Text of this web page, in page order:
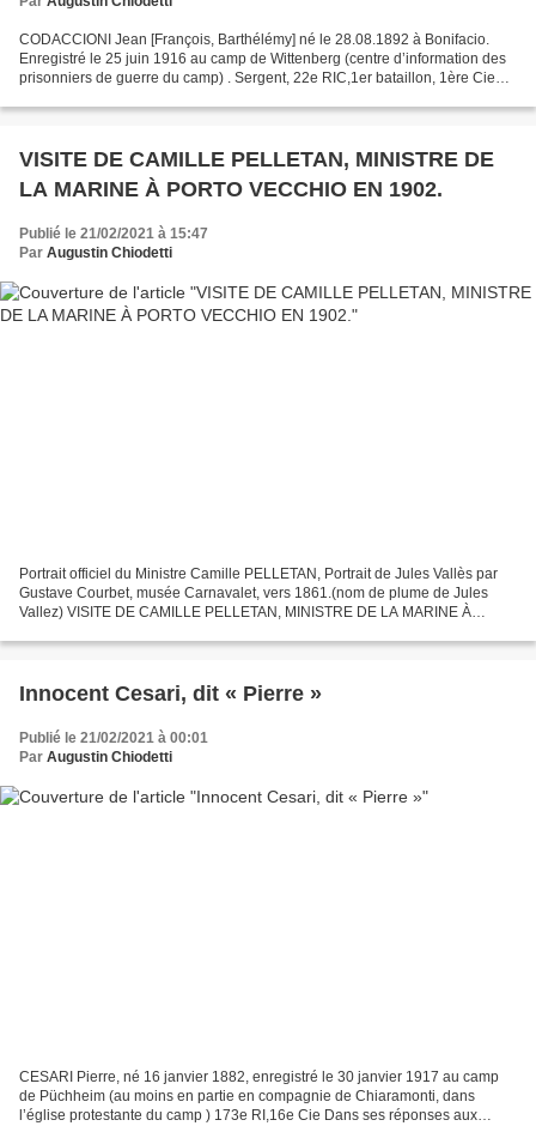
CODACCIONI Jean [François, Barthélémy] né le 28.08.1892 à Bonifacio.
Enregistré le 25 juin 1916 au camp de Wittenberg (centre d’information des
prisonniers de guerre du camp) . Sergent, 22e RIC,1er bataillon, 1ère Cie
VISITE DE CAMILLE PELLETAN, MINISTRE DE
LA MARINE À PORTO VECCHIO EN 1902.
Publié le 21/02/2021 à 15:47
Par Augustin Chiodetti
Portrait officiel du Ministre Camille PELLETAN, Portrait de Jules Vallès par
Gustave Courbet, musée Carnavalet, vers 1861.(nom de plume de Jules
Vallez) VISITE DE CAMILLE PELLETAN, MINISTRE DE LA MARINE À
Innocent Cesari, dit « Pierre »
Publié le 21/02/2021 à 00:01
Par Augustin Chiodetti
CESARI Pierre, né 16 janvier 1882, enregistré le 30 janvier 1917 au camp
de Püchheim (au moins en partie en compagnie de Chiaramonti, dans
l’église protestante du camp ) 173e RI,16e Cie Dans ses réponses aux